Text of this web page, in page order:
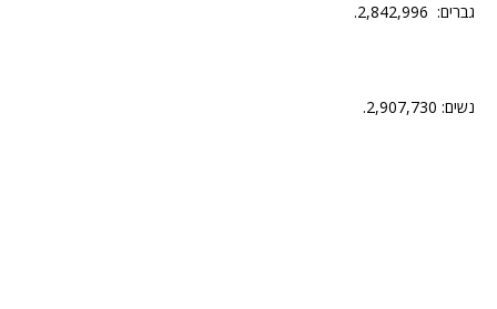
גברים: 2,842,996.
נשים: 2,907,730.